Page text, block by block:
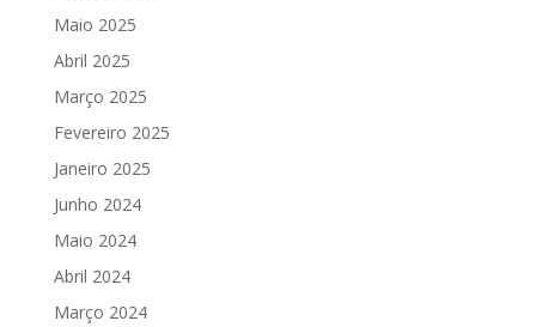
Maio 2025
Abril 2025
Março 2025
Fevereiro 2025
Janeiro 2025
Junho 2024
Maio 2024
Abril 2024
Março 2024